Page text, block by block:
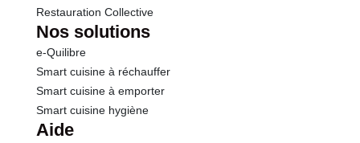
Restauration Collective
Nos solutions
e-Quilibre
Smart cuisine à réchauffer
Smart cuisine à emporter
Smart cuisine hygiène
Aide